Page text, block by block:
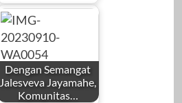
Dengan Semangat
Jalesveva Jayamahe,
Komunitas…